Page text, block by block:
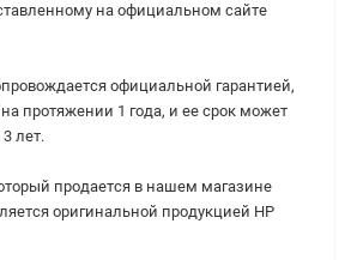
на официальном сайте
официальной гарантией,
протяжении 1 года, и ее срок может
лет.
продается в нашем магазине
оригинальной продукцией HP